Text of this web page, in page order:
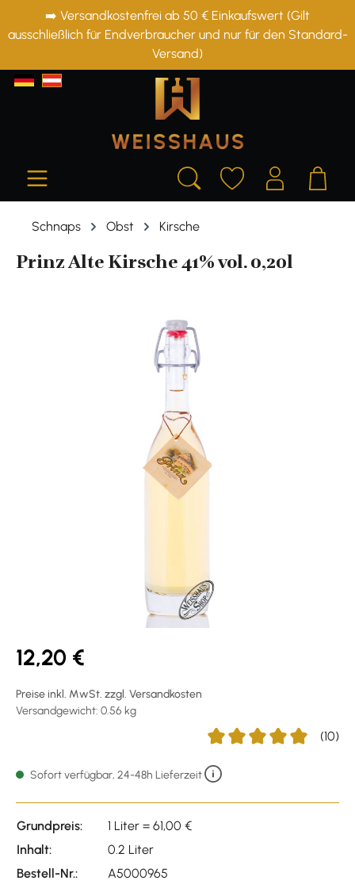
springen
➡️ Versandkostenfrei ab 50 € Einkaufswert (Gilt
ausschließlich für Endverbraucher und nur für den Standard-
Versand)
Schnaps Obst Kirsche
Prinz Alte Kirsche 41% vol. 0,20l
12,20 €
Preise inkl. MwSt. zzgl. Versandkosten
Versandgewicht: 0.56 kg
(10)
Sofort verfügbar, 24-48h Lieferzeit
Grundpreis:
1 Liter = 61,00 €
Inhalt:
0.2 Liter
Bestell-Nr.:
A5000965